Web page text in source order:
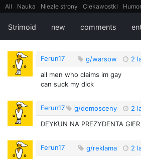
All Nauka Niezłe strony Ciekawostki Humor
Bezpieczeństwo
Książki Sugestie
gify
Cytaty Mapy Film Android itt
Strimoid new comments
Ferun17 g/warsow 2
all men who claims im gay
can suck my dick
Ferun17 g/demosceny 2
DEYKUN NA PREZYDENTA GIER
Ferun17 g/reklama 2